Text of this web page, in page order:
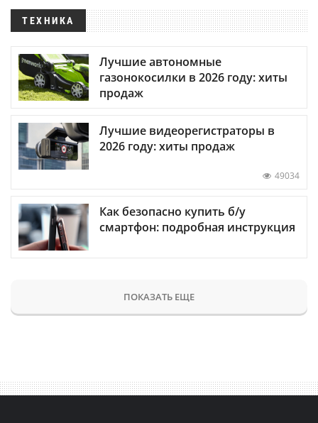
ТЕХНИКА
Лучшие автономные
газонокосилки в 2026 году: хиты
продаж
Лучшие видеорегистраторы в
2026 году: хиты продаж
49034
Как безопасно купить б/у
смартфон: подробная инструкция
ПОКАЗАТЬ ЕЩЕ